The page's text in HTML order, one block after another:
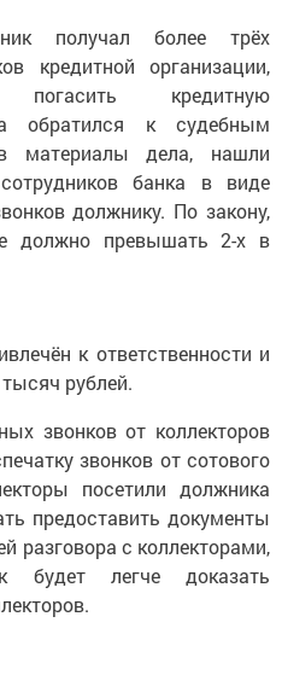
получал более трёх
кредитной организации,
кредитную
обратился к судебным
материалы дела, нашли
банка в виде
должнику. По закону,
должно превышать 2-х в
к ответственности и
рублей.
звонков от коллекторов
звонков от сотового
посетили должника
предоставить документы
разговора с коллекторами,
будет легче доказать